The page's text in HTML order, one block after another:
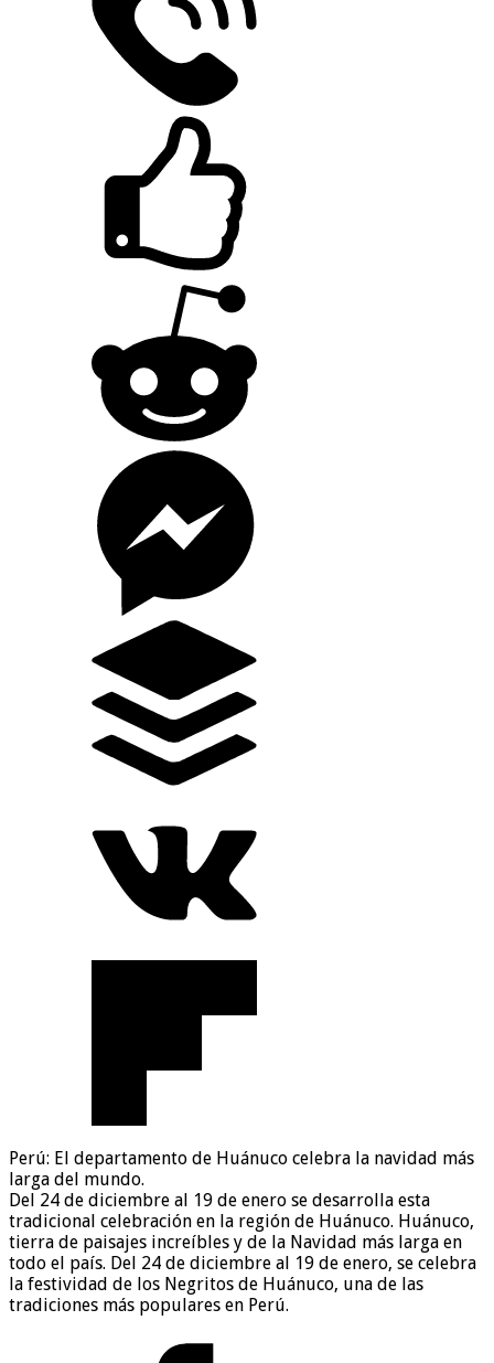
Perú: El departamento de Huánuco celebra la navidad más
larga del mundo.
Del 24 de diciembre al 19 de enero se desarrolla esta
tradicional celebración en la región de Huánuco. Huánuco,
tierra de paisajes increíbles y de la Navidad más larga en
todo el país. Del 24 de diciembre al 19 de enero, se celebra
la festividad de los Negritos de Huánuco, una de las
tradiciones más populares en Perú.